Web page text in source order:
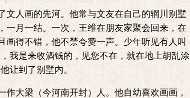
人画的先河。他常与文友在自己的辋川别墅
一月一结。一次，王维在朋友家聚会回来，在
得不错，他不禁夸赞一声。少年听见有人叫
我是来收酒钱的，见您不在，就在地上胡乱涂
让到了别墅内。
大梁（今河南开封）人。他自幼喜欢画画，